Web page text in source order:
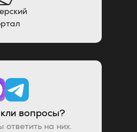
вопросы?
на них.